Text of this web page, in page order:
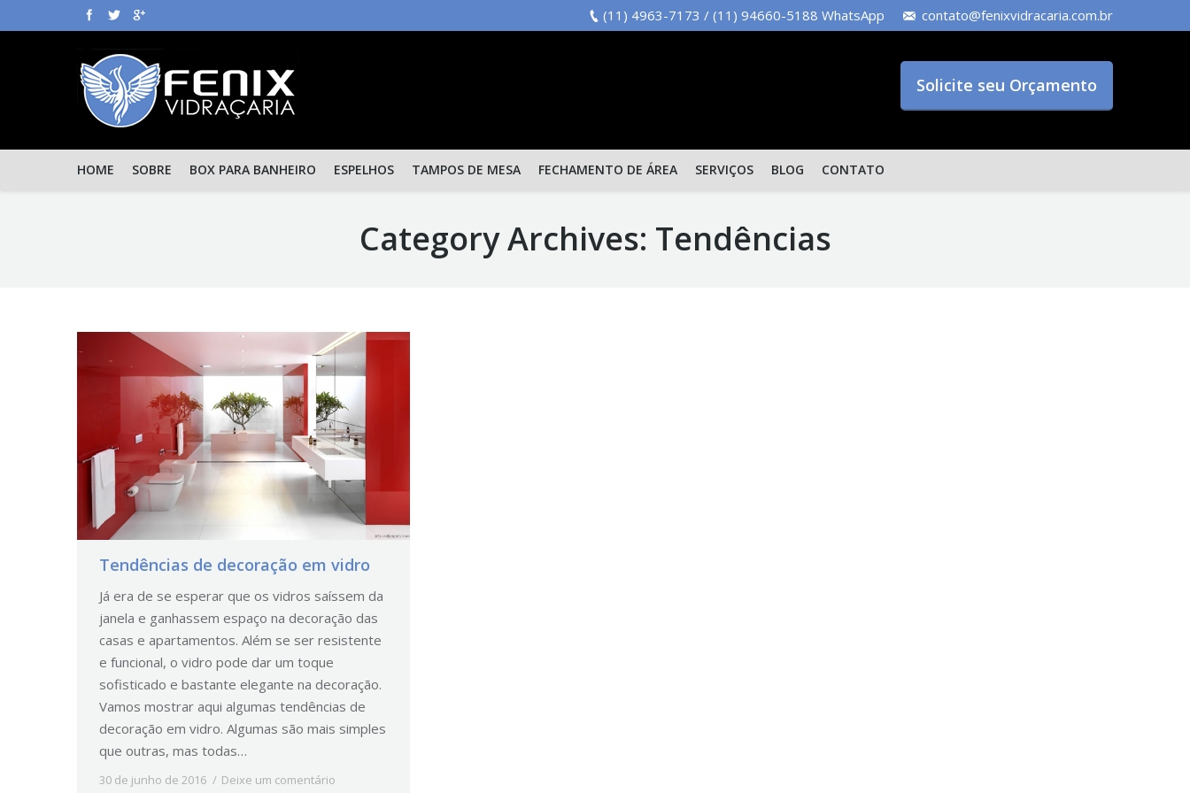
(11) 4963-7173 / (11) 94660-5188 WhatsApp contato@fenixvidracaria.com.br
Solicite seu Orçamento
HOME SOBRE BOX PARA BANHEIRO ESPELHOS TAMPOS DE MESA FECHAMENTO DE ÁREA SERVIÇOS BLOG CONTATO
Category Archives: Tendências
Tendências de decoração em vidro
Já era de se esperar que os vidros saíssem da
janela e ganhassem espaço na decoração das
casas e apartamentos. Além se ser resistente
e funcional, o vidro pode dar um toque
sofisticado e bastante elegante na decoração.
Vamos mostrar aqui algumas tendências de
decoração em vidro. Algumas são mais simples
que outras, mas todas…
30 de junho de 2016
Deixe um comentário